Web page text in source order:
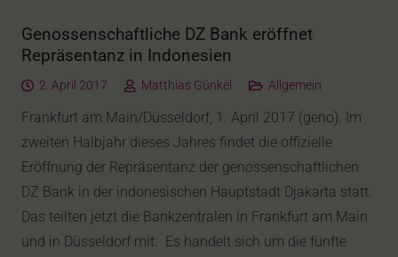
Genossenschaftliche DZ Bank eröffnet
Repräsentanz in Indonesien
2. April 2017 Matthias Günkel Allgemein
Frankfurt am Main/Düsseldorf, 1. April 2017 (geno). Im
zweiten Halbjahr dieses Jahres findet die offizielle
Eröffnung der Repräsentanz der genossenschaftlichen
DZ Bank in der indonesischen Hauptstadt Djakarta statt.
Das teilten jetzt die Bankzentralen in Frankfurt am Main
und in Düsseldorf mit. Es handelt sich um die fünfte